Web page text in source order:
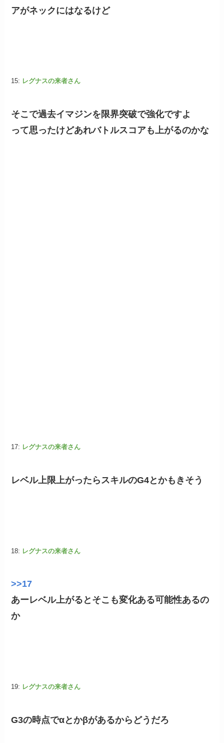
アがネックにはなるけど
15: レグナスの来者さん
そこで過去イマジンを限界突破で強化ですよ
って思ったけどあれバトルスコアも上がるのかな
17: レグナスの来者さん
レベル上限上がったらスキルのG4とかもきそう
18: レグナスの来者さん
>>17
あーレベル上がるとそこも変化ある可能性あるの
か
19: レグナスの来者さん
G3の時点でαとかβがあるからどうだろ